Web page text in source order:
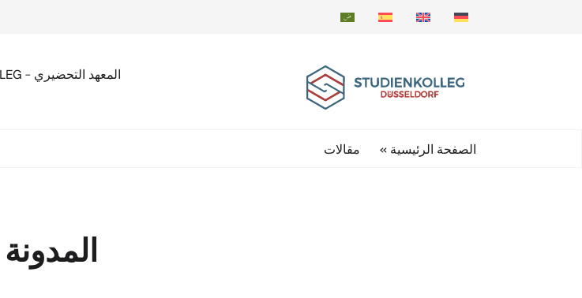
المعهد التحضيري – STUDIENKOLLEG
الصفحة الرئيسية » مقالات
المدونة